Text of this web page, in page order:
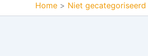
Home Niet gecategoriseerd